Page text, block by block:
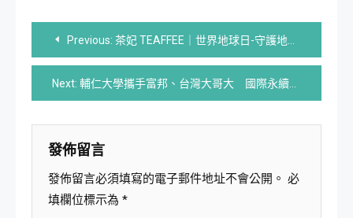
文
章
導
覽
Previous: 茶妃 TEAFFEE｜世界地球日-守護地球力
Next: 輔仁大學攜手富邦、台灣大哥大 國際永續論壇3,000人共襄盛舉
發佈留言
發佈留言必須填寫的電子郵件地址不會公開。 必
填欄位標示為 *